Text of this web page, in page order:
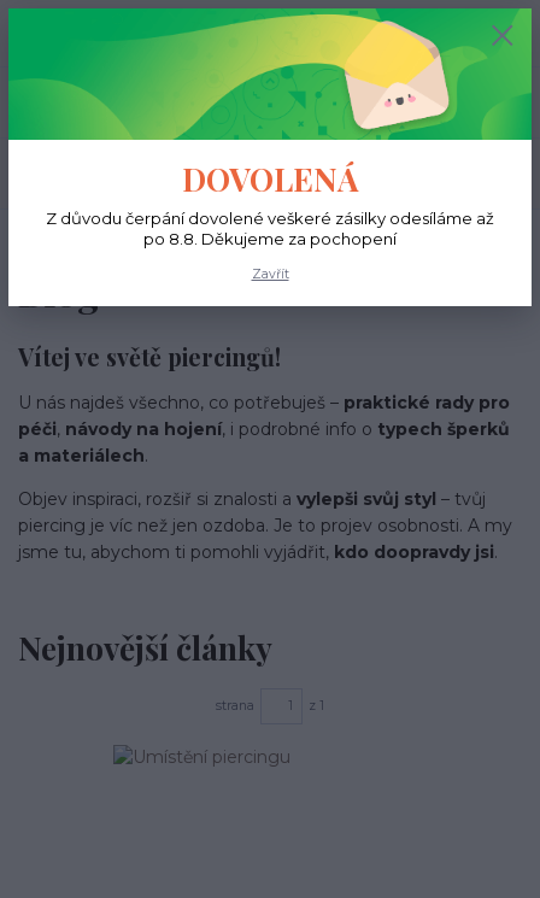
Menu
(Po-Ne, 9-18 hod.)
0 ks
0 Kč
Úvod Blog
Vítej ve světě piercingů!
U nás najdeš všechno, co potřebuješ – praktické rady pro
péči, návody na hojení, i podrobné info o typech šperků
a materiálech.
Objev inspiraci, rozšiř si znalosti a vylepši svůj styl – tvůj
piercing je víc než jen ozdoba. Je to projev osobnosti. A my
jsme tu, abychom ti pomohli vyjádřit, kdo doopravdy jsi.
Nejnovější články
strana z 1
DOVOLENÁ
Z důvodu čerpání dovolené veškeré zásilky odesíláme až
po 8.8. Děkujeme za pochopení
Zavřít